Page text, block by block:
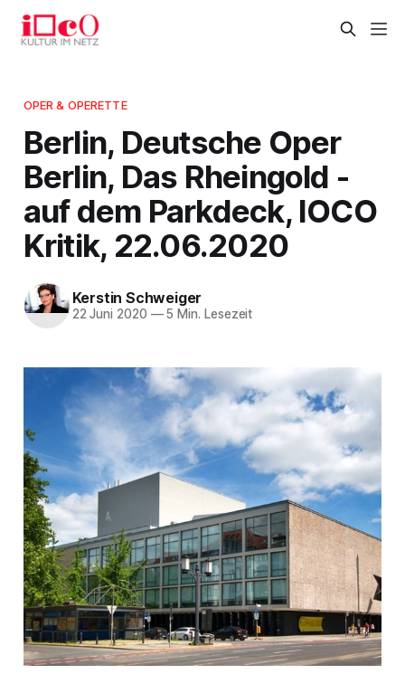
OPER & OPERETTE
Berlin, Deutsche Oper
Berlin, Das Rheingold -
auf dem Parkdeck, IOCO
Kritik, 22.06.2020
Kerstin Schweiger
22 Juni 2020 —5 Min. Lesezeit